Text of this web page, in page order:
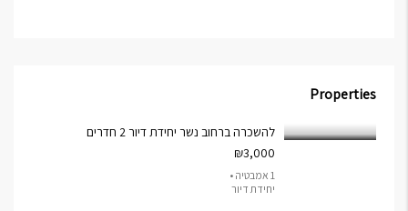
Properties
להשכרה ברחוב נשר יחידת דיור 2 חדרים
₪3,000
1 אמבטיה •
יחידת דיור